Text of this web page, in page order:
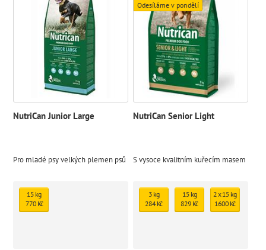
NutriCan Junior Large
Pro mladé psy velkých plemen psů
15 kg
770 Kč
Odesíláme v pondělí
NutriCan Senior Light
S vysoce kvalitním kuřecím masem
3 kg
284 Kč
15 kg
829 Kč
2 x 15 kg
1600 Kč